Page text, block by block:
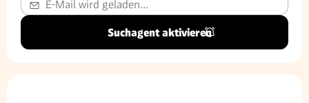
Suchagent aktivieren